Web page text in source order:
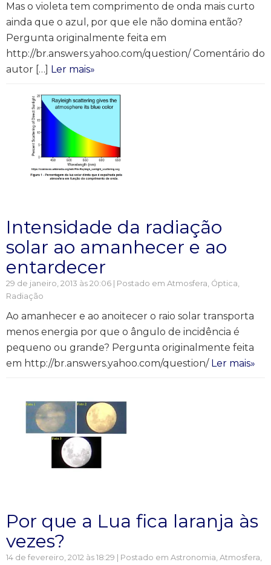
Mas o violeta tem comprimento de onda mais curto
ainda que o azul, por que ele não domina então?
Pergunta originalmente feita em
http://br.answers.yahoo.com/question/ Comentário do
autor […] Ler mais»
Intensidade da radiação
solar ao amanhecer e ao
entardecer
29 de janeiro, 2013 às 20:06 | Postado em Atmosfera, Óptica,
Radiação
Ao amanhecer e ao anoitecer o raio solar transporta
menos energia por que o ângulo de incidência é
pequeno ou grande? Pergunta originalmente feita
em http://br.answers.yahoo.com/question/ Ler mais»
Por que a Lua fica laranja às
vezes?
14 de fevereiro, 2012 às 18:29 | Postado em Astronomia, Atmosfera,